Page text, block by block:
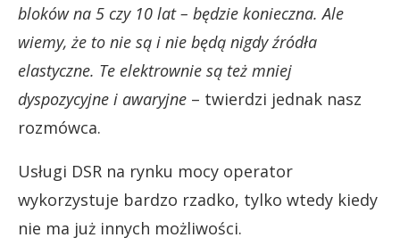
bloków na 5 czy 10 lat – będzie konieczna. Ale
wiemy, że to nie są i nie będą nigdy źródła
elastyczne. Te elektrownie są też mniej
dyspozycyjne i awaryjne – twierdzi jednak nasz
rozmówca.
Usługi DSR na rynku mocy operator
wykorzystuje bardzo rzadko, tylko wtedy kiedy
nie ma już innych możliwości.